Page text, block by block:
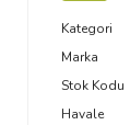
Kategori
Marka
Stok Kodu
Havale